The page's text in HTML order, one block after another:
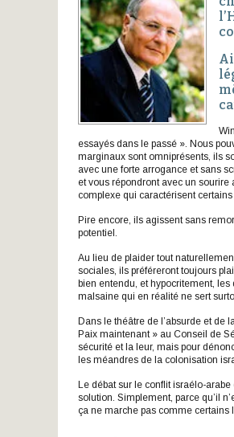
essayés dans le passé ». Nous
marginaux sont omniprésents, ils
avec une forte arrogance et sans
et vous répondront avec un sourire
complexe qui caractérisent
Pire encore, ils agissent sans
potentiel.
Au lieu de plaider tout
sociales, ils préféreront toujours
bien entendu, et hypocritement,
malsaine qui en réalité ne sert
Dans le théâtre de l’absurde et de
Paix maintenant » au Conseil de
sécurité et la leur, mais pour
les méandres de la colonisation
Le débat sur le conflit israélo-
solution. Simplement, parce qu’il
ça ne marche pas comme certains